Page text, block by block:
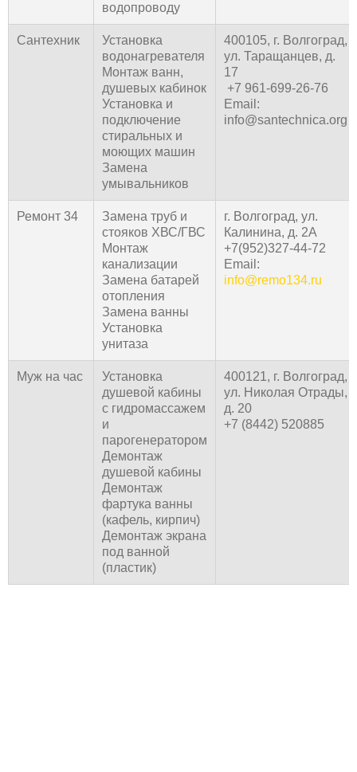
водопроводу
Сантехник
Установка
водонагревателя
Монтаж ванн,
душевых кабинок
Установка и
подключение
стиральных и
моющих машин
Замена
умывальников
400105, г. Волгоград,
ул. Таращанцев, д.
17
+7 961-699-26-76
Email:
info@santechnica.org
Ремонт 34
Замена труб и
стояков ХВС/ГВС
Монтаж
канализации
Замена батарей
отопления
Замена ванны
Установка
унитаза
г. Волгоград, ул.
Калинина, д. 2А
+7(952)327-44-72
Email:
info@remo134.ru
Муж на час
Установка
душевой кабины
с гидромассажем
и
парогенератором
Демонтаж
душевой кабины
Демонтаж
фартука ванны
(кафель, кирпич)
Демонтаж экрана
под ванной
(пластик)
400121, г. Волгоград,
ул. Николая Отрады,
д. 20
+7 (8442) 520885